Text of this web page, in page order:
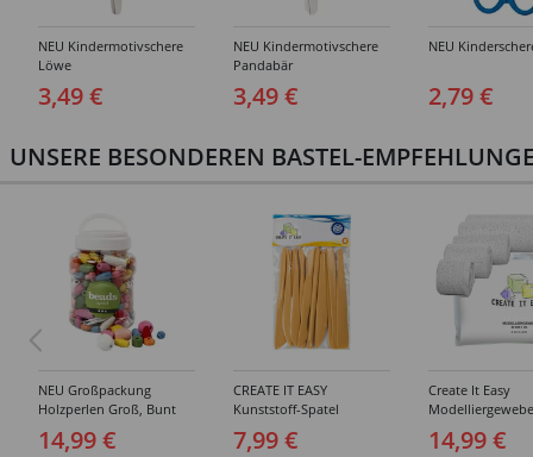
NEU Kindermotivschere
Löwe
3,49 €
NEU Kindermotivschere
Pandabär
3,49 €
NEU
2,79 €
UNSERE BESONDEREN BASTEL-
NEU Großpackung
Holzperlen Groß, Bunt
Sortiert, 400 ml Eimer
14,99 €
CREATE IT EASY
Kunststoff-Spatel
Sortiment, 14 Stück
7,99 €
Create It Easy
Gipsbinden, 8cm
3m lang, 6 Stück
14,99 €